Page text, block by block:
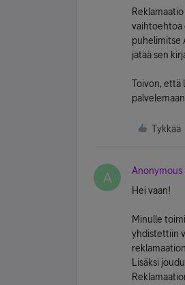
vaihtoehtoa
puhelimitse
jätää sen
Toivon, että
Tykkää
A Anonymous
Hei vaan!
Minulle
yhdistettiin
Lisäksi